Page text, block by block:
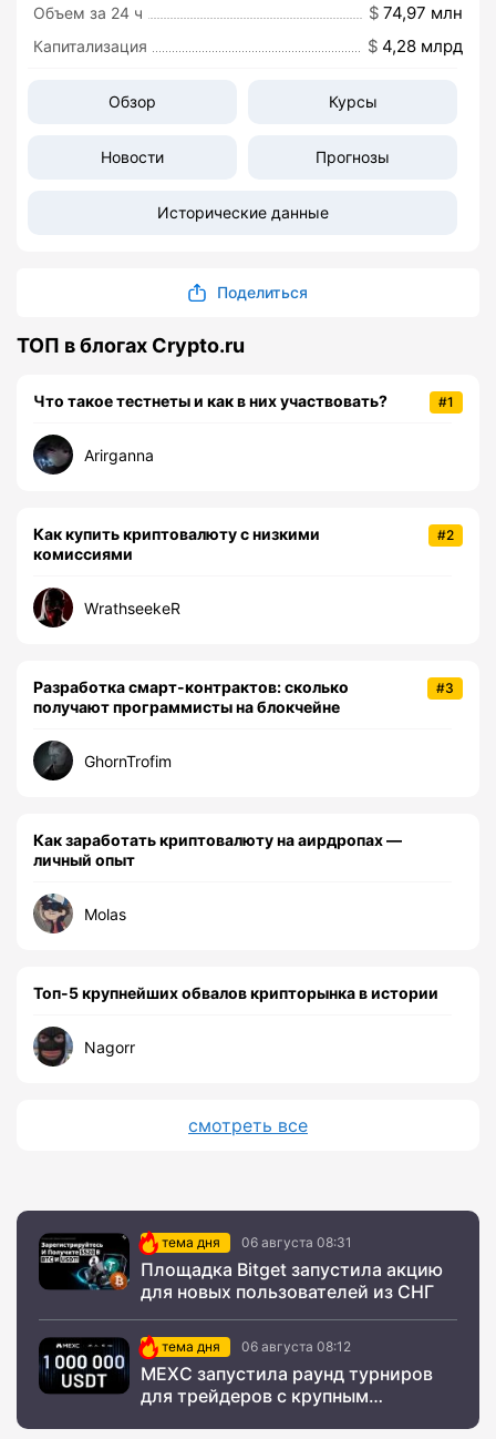
Объем за 24 ч 74,97 млн
Капитализация 4,28 млрд
Обзор Курсы
Новости Прогнозы
Исторические данные
Поделиться
ТОП в блогах Crypto.ru
#1
Что такое тестнеты и как в них участвовать?
Arirganna
#2
Как купить криптовалюту с низкими
комиссиями
WrathseekeR
#3
Разработка смарт-контрактов: сколько
получают программисты на блокчейне
GhornTrofim
Как заработать криптовалюту на аирдропах —
личный опыт
Molas
Топ-5 крупнейших обвалов крипторынка в истории
Nagorr
смотреть все
тема дня 06 августа 08:31
Площадка Bitget запустила акцию
для новых пользователей из СНГ
тема дня 06 августа 08:12
MEXC запустила раунд турниров
для трейдеров с крупным